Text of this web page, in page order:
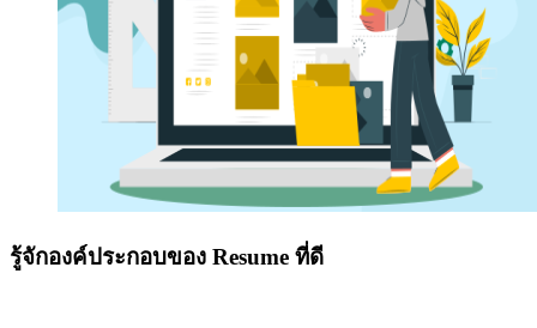
รู้จักองค์ประกอบของ Resume ที่ดี